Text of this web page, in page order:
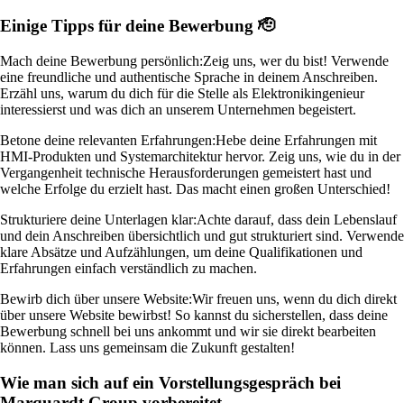
Einige Tipps für deine Bewerbung 🫡
Mach deine Bewerbung persönlich:Zeig uns, wer du bist! Verwende
eine freundliche und authentische Sprache in deinem Anschreiben.
Erzähl uns, warum du dich für die Stelle als Elektronikingenieur
interessierst und was dich an unserem Unternehmen begeistert.
Betone deine relevanten Erfahrungen:Hebe deine Erfahrungen mit
HMI-Produkten und Systemarchitektur hervor. Zeig uns, wie du in der
Vergangenheit technische Herausforderungen gemeistert hast und
welche Erfolge du erzielt hast. Das macht einen großen Unterschied!
Strukturiere deine Unterlagen klar:Achte darauf, dass dein Lebenslauf
und dein Anschreiben übersichtlich und gut strukturiert sind. Verwende
klare Absätze und Aufzählungen, um deine Qualifikationen und
Erfahrungen einfach verständlich zu machen.
Bewirb dich über unsere Website:Wir freuen uns, wenn du dich direkt
über unsere Website bewirbst! So kannst du sicherstellen, dass deine
Bewerbung schnell bei uns ankommt und wir sie direkt bearbeiten
können. Lass uns gemeinsam die Zukunft gestalten!
Wie man sich auf ein Vorstellungsgespräch bei